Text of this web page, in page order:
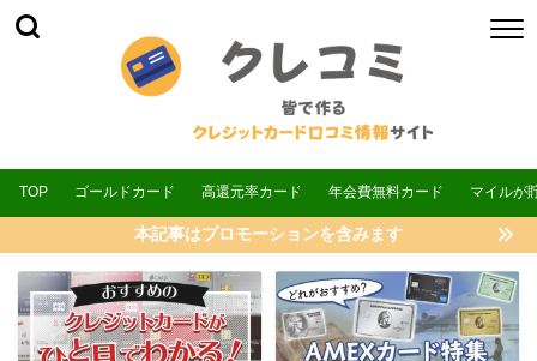
TOP ゴールドカード 高還元率カード 年会費無料カード マイルが
本記事はプロモーションを含みます